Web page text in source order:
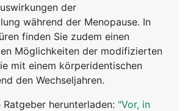
der
während der Menopause. In
finden Sie zudem einen
Möglichkeiten der modifizierten
mit einem körperidentischen
den Wechseljahren.
Ratgeber herunterladen: "Vor, in